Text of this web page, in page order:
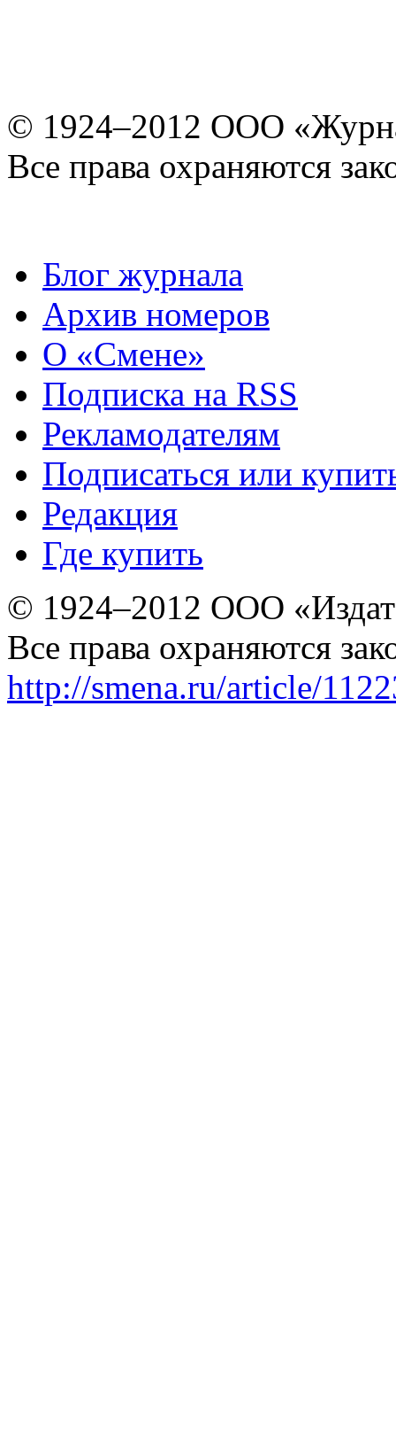
© 1924–2012 ООО
Все права охраняются
Блог журнала
Архив номеров
О «Смене»
Подписка на RSS
Рекламодателям
Подписаться или
Редакция
Где купить
© 1924–2012 ООО
Все права охраняются
http://smena.ru/article/